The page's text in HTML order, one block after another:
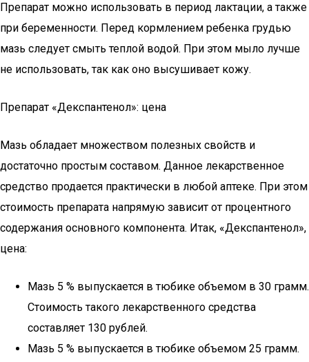
Препарат можно использовать в период лактации, а также
при беременности. Перед кормлением ребенка грудью
мазь следует смыть теплой водой. При этом мыло лучше
не использовать, так как оно высушивает кожу.
Препарат «Декспантенол»: цена
Мазь обладает множеством полезных свойств и
достаточно простым составом. Данное лекарственное
средство продается практически в любой аптеке. При этом
стоимость препарата напрямую зависит от процентного
содержания основного компонента. Итак, «Декспантенол»,
цена:
Мазь 5 % выпускается в тюбике объемом в 30 грамм.
Стоимость такого лекарственного средства
составляет 130 рублей.
Мазь 5 % выпускается в тюбике объемом 25 грамм.